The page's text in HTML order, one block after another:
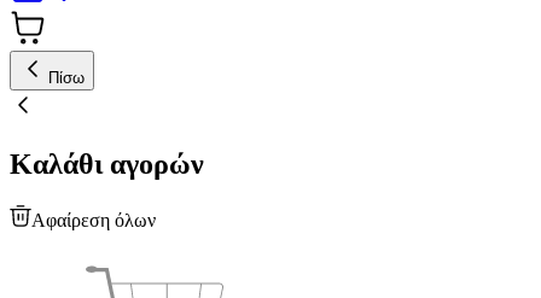
Πίσω
Καλάθι αγορών
Αφαίρεση όλων